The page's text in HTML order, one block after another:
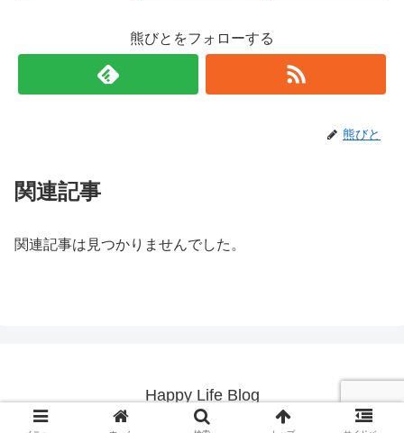
熊びとをフォローする
熊びと
関連記事
関連記事は見つかりませんでした。
Happy Life Blog
© 2019 Happy Life Blog.